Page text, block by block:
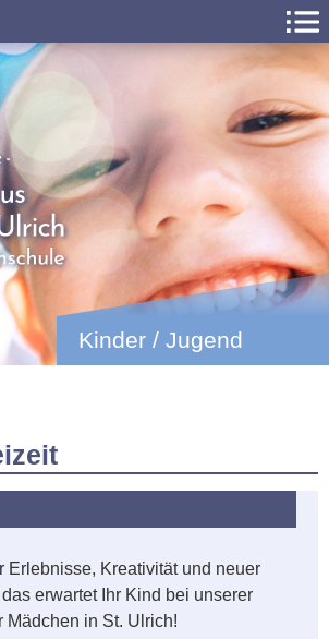
Kinder / Jugend
Erlebnisse, Kreativität und neuer
erwartet Ihr Kind bei unserer
Mädchen in St. Ulrich!